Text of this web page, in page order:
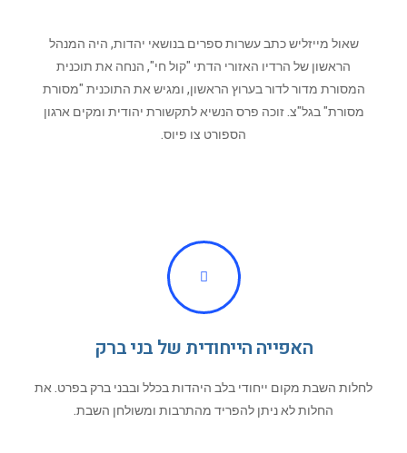
שאול מייזליש כתב עשרות ספרים בנושאי יהדות, היה המנהל
הראשון של הרדיו האזורי הדתי "קול חי", הנחה את תוכנית
המסורת מדור לדור בערוץ הראשון, ומגיש את התוכנית "מסורת
מסורת" בגל"צ. זוכה פרס הנשיא לתקשורת יהודית ומקים ארגון
הספורט צו פיוס.
האפייה הייחודית של בני ברק
לחלות השבת מקום ייחודי בלב היהדות בכלל ובבני ברק בפרט. את
החלות לא ניתן להפריד מהתרבות ומשולחן השבת.